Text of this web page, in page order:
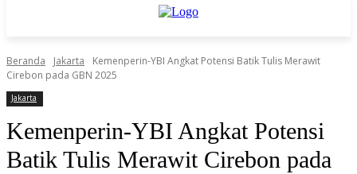
Beranda Jakarta
Kemenperin-YBI Angkat Potensi Batik Tulis Merawit
Cirebon pada GBN 2025
Jakarta
Kemenperin-YBI Angkat Potensi
Batik Tulis Merawit Cirebon pada